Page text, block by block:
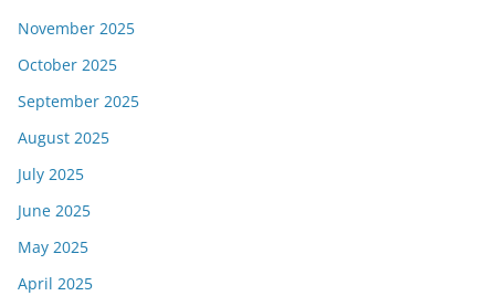
November 2025
October 2025
September 2025
August 2025
July 2025
June 2025
May 2025
April 2025